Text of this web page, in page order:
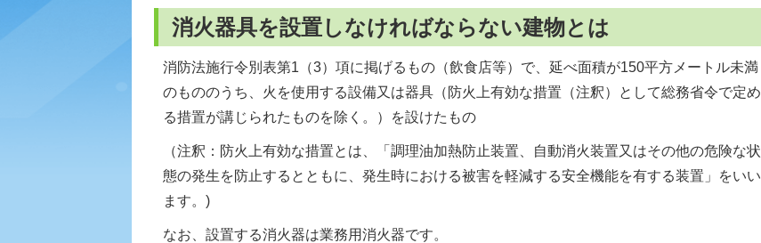
消火器具を設置しなければならない建物とは
消防法施行令別表第1（3）項に掲げるもの（飲食店等）で、延べ面積が150平方メートル未満
のもののうち、火を使用する設備又は器具（防火上有効な措置（注釈）として総務省令で定め
る措置が講じられたものを除く。）を設けたもの
（注釈：防火上有効な措置とは、「調理油加熱防止装置、自動消火装置又はその他の危険な状
態の発生を防止するとともに、発生時における被害を軽減する安全機能を有する装置」をいい
ます。)
なお、設置する消火器は業務用消火器です。